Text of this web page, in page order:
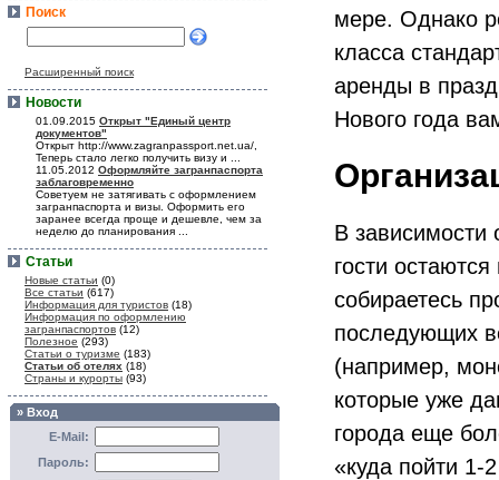
Поиск
Расширенный поиск
Новости
01.09.2015 Открыт "Единый центр
документов"
Открыт http://www.zagranpassport.net.ua/,
Теперь стало легко получить визу и ...
11.05.2012 Оформляйте загранпаспорта
заблаговременно
Советуем не затягивать с оформлением
загранпаспорта и визы. Оформить его
заранее всегда проще и дешевле, чем за
неделю до планирования ...
Статьи
Новые статьи (0)
Все статьи (617)
Информация для туристов (18)
Информация по оформлению
загранпаспортов (12)
Полезное (293)
Статьи о туризме (183)
Статьи об отелях (18)
Страны и курорты (93)
» Вход
E-Mail:
Пароль:
мере. Однако
класса
аренды в
Нового года
В зависимости
гости
собираетесь
последующих
(например,
которые уже
города еще
«куда пойти 1-